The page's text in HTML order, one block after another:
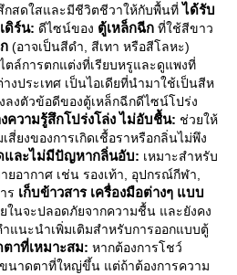
กสดใสและมีชีวิตชีวาให้กับพื้นที่ ได้รับ
ดิร์น: ดีไซน์ของ ตู้เหล็กฉีก ที่ใช้สีขาว
(อาจเป็นสีดำ, สีเทา หรือสีโลหะ)
ตล์การตกแต่งที่เรียบหรูและดูแพงที่
งประเทศ เป็นไอเดียที่นำมาใช้เป็นสีห
ลงตัวข้อดีของตู้เหล็กฉีกดีไซน์โปร่ง
ความรู้สึกโปร่งโล่ง ไม่อับชื้น: ช่วยให้
ยงของการเกิดเชื้อราหรือกลิ่นไม่พึง
และไม่มีปัญหากลิ่นอับ: เหมาะสำหรับ
ยอากาศ เช่น รองเท้า, อุปกรณ์กีฬา,
ร เก็บข้าวสาร เครื่องมือต่างๆ แบบ
ในจะปลอดภัยจากความชื้น และยังคง
แนะนำเพิ่มเติมสำหรับการออกแบบตู้
ตาที่เหมาะสม: หากต้องการโชว์
นาดตาที่ใหญ่ขึ้น แต่ถ้าต้องการความ